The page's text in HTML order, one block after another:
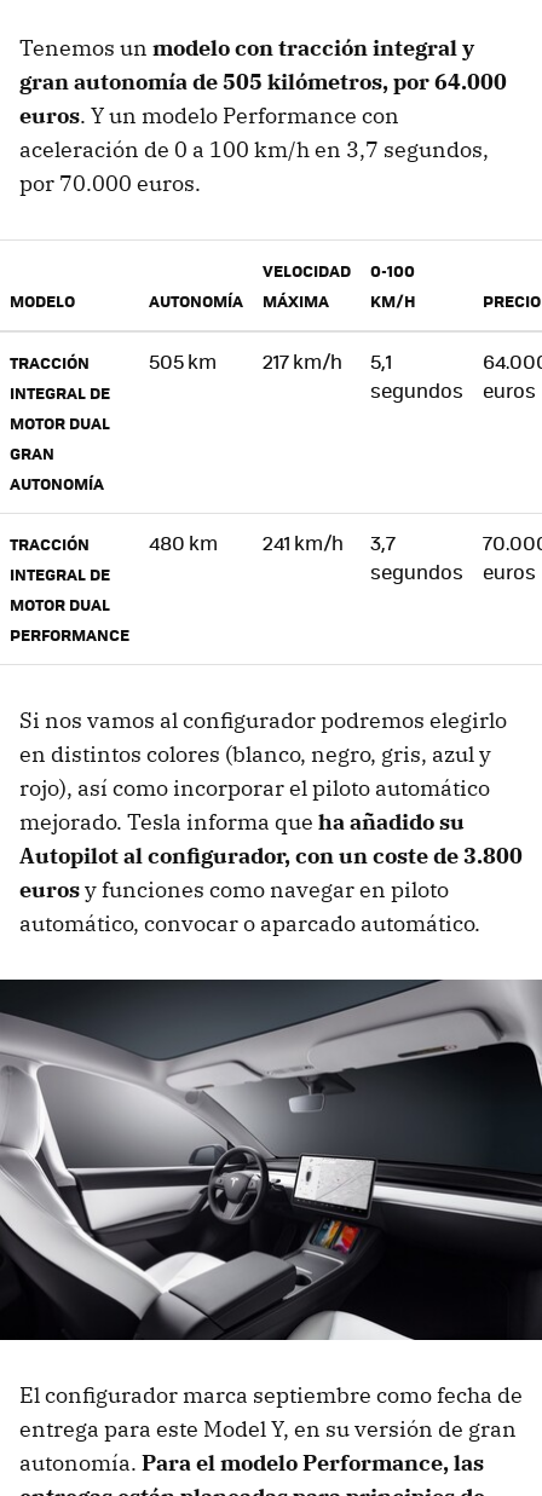
Tenemos un modelo con tracción integral y
gran autonomía de 505 kilómetros, por 64.000
euros. Y un modelo Performance con
aceleración de 0 a 100 km/h en 3,7 segundos,
por 70.000 euros.
MODELO AUTONOMÍA
VELOCIDAD
MÁXIMA
0-100
KM/H
PRECIO
TRACCIÓN
INTEGRAL DE
MOTOR DUAL
GRAN
AUTONOMÍA
505 km 217 km/h
5,1
segundos
euros
TRACCIÓN
INTEGRAL DE
MOTOR DUAL
PERFORMANCE
480 km 241 km/h
3,7
segundos
euros
Si nos vamos al configurador podremos elegirlo
en distintos colores (blanco, negro, gris, azul y
rojo), así como incorporar el piloto automático
mejorado. Tesla informa que ha añadido su
Autopilot al configurador, con un coste de 3.800
eurosy funciones como navegar en piloto
automático, convocar o aparcado automático.
El configurador marca septiembre como fecha de
entrega para este Model Y, en su versión de gran
autonomía. Para el modelo Performance, las